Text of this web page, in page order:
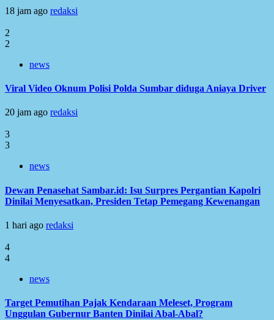
18 jam ago redaksi
2
2
news
Viral Video Oknum Polisi Polda Sumbar diduga Aniaya Driver
20 jam ago redaksi
3
3
news
Dewan Penasehat Sambar.id: Isu Surpres Pergantian Kapolri
Dinilai Menyesatkan, Presiden Tetap Pemegang Kewenangan
1 hari ago redaksi
4
4
news
Target Pemutihan Pajak Kendaraan Meleset, Program
Unggulan Gubernur Banten Dinilai Abal-Abal?